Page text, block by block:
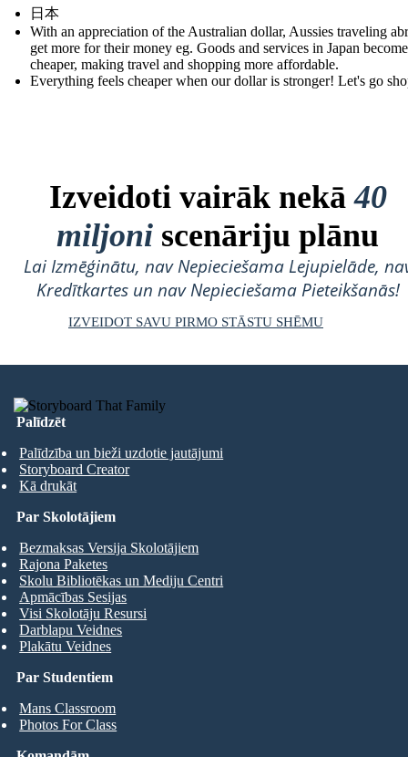
日本
With an appreciation of the Australian dollar, Aussies traveling
get more for their money eg. Goods and services in Japan become
cheaper, making travel and shopping more affordable.
Everything feels cheaper when our dollar is stronger! Let's go
Izveidoti vairāk nekā40
miljoni scenāriju plānu
Lai Izmēģinātu, nav Nepieciešama Lejupielāde,
Kredītkartes un nav Nepieciešama Pieteikšanās!
IZVEIDOT SAVU PIRMO STĀSTU SHĒMU
Palīdzēt
Palīdzība un bieži uzdotie jautājumi
Storyboard Creator
Kā drukāt
Par Studentiem
Mans Classroom
Photos For Class
Par Skolotājiem
Bezmaksas Versija Skolotājiem
Rajona Paketes
Skolu Bibliotēkas un Mediju Centri
Apmācības Sesijas
Visi Skolotāju Resursi
Darblapu Veidnes
Plakātu Veidnes